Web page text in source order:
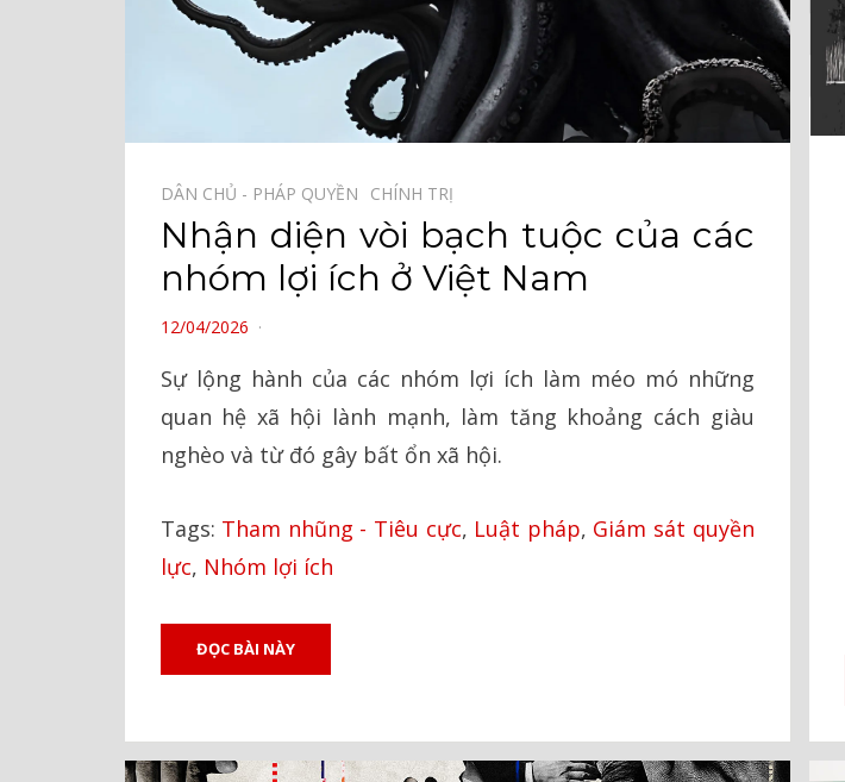
DÂN CHỦ - PHÁP QUYỀN⠀ CHÍNH TRỊ⠀
Nhận diện vòi bạch tuộc của các
nhóm lợi ích ở Việt Nam
POSTED
12/04/2026
Sự lộng hành của các nhóm lợi ích làm méo mó những
quan hệ xã hội lành mạnh, làm tăng khoảng cách giàu
nghèo và từ đó gây bất ổn xã hội.
Tags: Tham nhũng - Tiêu cực, Luật pháp, Giám sát quyền
lực, Nhóm lợi ích
ĐỌC BÀI NÀY